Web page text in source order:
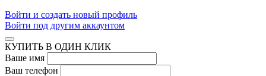
Войти и создать новый профиль
Войти под другим аккаунтом
КУПИТЬ В ОДИН КЛИК
Ваше имя
Ваш телефон